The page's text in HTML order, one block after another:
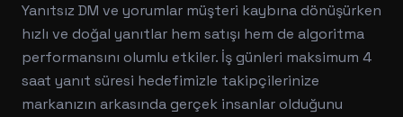
Yanıtsız DM ve yorumlar müşteri kaybına dönüşürken
hızlı ve doğal yanıtlar hem satışı hem de algoritma
performansını olumlu etkiler. İş günleri maksimum 4
saat yanıt süresi hedefimizle takipçilerinize
markanızın arkasında gerçek insanlar olduğunu